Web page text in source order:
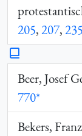
205,207,
Beer, Josef
770*
Bekers,